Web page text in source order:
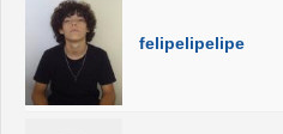
felipelipelipe